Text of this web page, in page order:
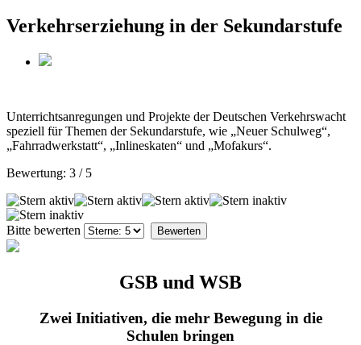
Verkehrserziehung in der Sekundarstufe
Unterrichtsanregungen und Projekte der Deutschen Verkehrswacht
speziell für Themen der Sekundarstufe, wie „Neuer Schulweg“,
„Fahrradwerkstatt“, „Inlineskaten“ und „Mofakurs“.
Bewertung: 3 / 5
Bitte bewerten
GSB und WSB
Zwei Initiativen, die mehr Bewegung in die
Schulen bringen